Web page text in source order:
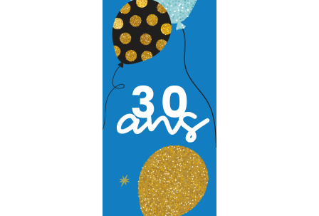
Support Technique
Formation
Migration
Produit
Logiciel de supervision
Logiciel de télésurveillance
Logiciel de téléassistance